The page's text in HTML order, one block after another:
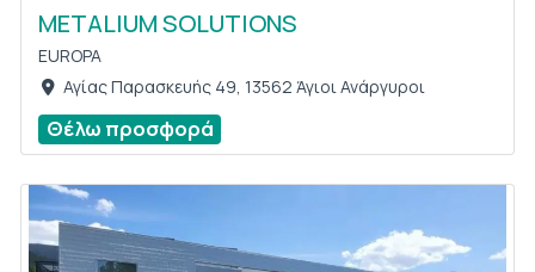
METALIUM SOLUTIONS
EUROPA
Αγίας Παρασκευής 49, 13562 Άγιοι Ανάργυροι
Θέλω προσφορά